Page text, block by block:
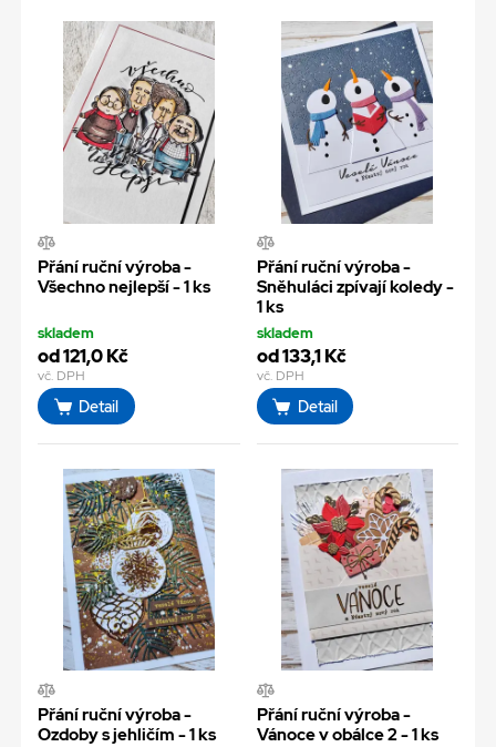
Přání ruční výroba -
Všechno nejlepší - 1 ks
skladem
od 121,0 Kč
vč. DPH
Detail
Přání ruční výroba -
Sněhuláci zpívají koledy -
1 ks
skladem
od 133,1 Kč
vč. DPH
Detail
Přání ruční výroba -
Ozdoby s jehličím - 1 ks
Přání ruční výroba -
Vánoce v obálce 2 - 1 ks